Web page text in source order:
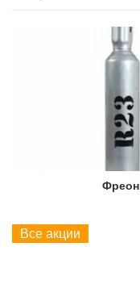
Фреон
Все акции